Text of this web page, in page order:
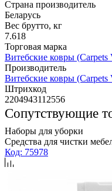
Страна производитель
Беларусь
Вес брутто, кг
7.618
Торговая марка
Витебские ковры (Carpets
Производитель
Витебские ковры (Carpets
Штрихкод
2204943112556
Сопутствующие
Наборы для уборки
Средства для чистки
Код: 75978